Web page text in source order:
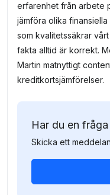
erfarenhet från arbete
jämföra olika
som kvalitetssäkrar
fakta alltid är korrekt.
Martin matnyttigt
kreditkortsjämförelser.
Har du en
Skicka ett